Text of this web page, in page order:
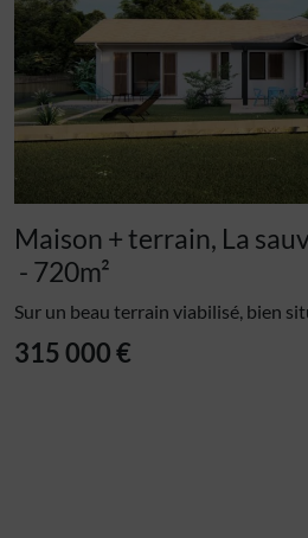
Maison + terrain, La
- 720m²
Sur un beau terrain viabilisé, bien
315 000 €